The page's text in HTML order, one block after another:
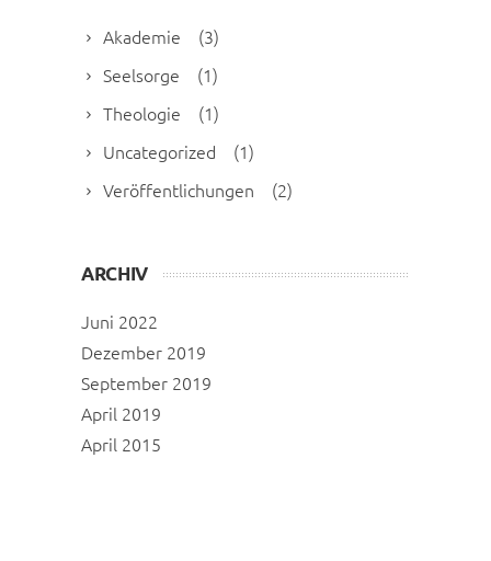
Akademie
(3)
Seelsorge
(1)
Theologie
(1)
Uncategorized
(1)
Veröffentlichungen
(2)
ARCHIV
Juni 2022
Dezember 2019
September 2019
April 2019
April 2015